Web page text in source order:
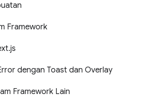
Framework
dengan Toast dan Overlay
Framework Lain